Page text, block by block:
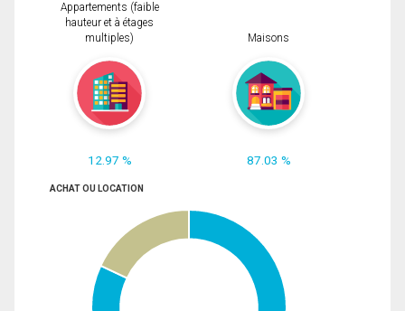
Appartements (faible
hauteur et à étages
multiples)
12.97 %
Maisons
87.03 %
ACHAT OU LOCATION